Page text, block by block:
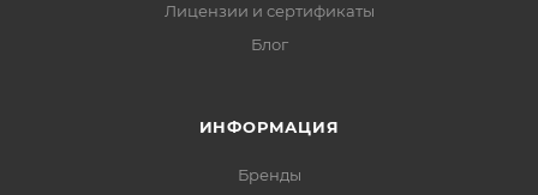
Лицензии и сертификаты
Блог
ИНФОРМАЦИЯ
Бренды